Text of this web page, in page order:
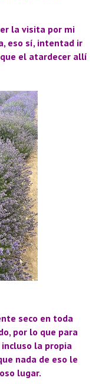
la visita por mi
eso sí, intentad ir
el atardecer allí
seco en toda
por lo que para
la propia
nada de eso le
lugar.